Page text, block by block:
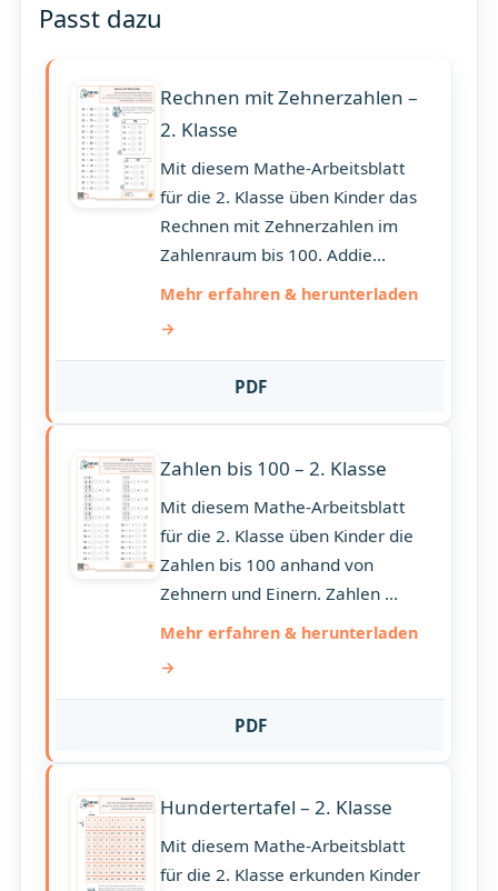
Passt dazu
Rechnen mit Zehnerzahlen –
2. Klasse
Mit diesem Mathe-Arbeitsblatt
für die 2. Klasse üben Kinder das
Rechnen mit Zehnerzahlen im
Zahlenraum bis 100. Addie...
Mehr erfahren & herunterladen
PDF
Zahlen bis 100 – 2. Klasse
Mit diesem Mathe-Arbeitsblatt
für die 2. Klasse üben Kinder die
Zahlen bis 100 anhand von
Zehnern und Einern. Zahlen ...
Mehr erfahren & herunterladen
PDF
Hundertertafel – 2. Klasse
Mit diesem Mathe-Arbeitsblatt
für die 2. Klasse erkunden Kinder